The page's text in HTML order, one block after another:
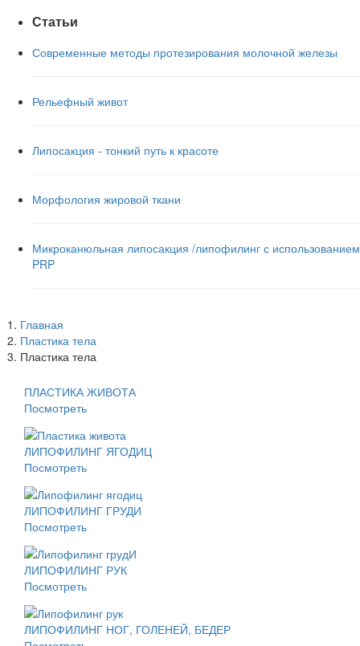
Статьи
Современные методы протезирования молочной железы
Рельефный живот
Липосакция - тонкий путь к красоте
Морфология жировой ткани
Микроканюльная липосакция /липофилинг с использованием
PRP
Главная
Пластика тела
Пластика тела
ПЛАСТИКА ЖИВОТА
Посмотреть
ЛИПОФИЛИНГ ЯГОДИЦ
Посмотреть
ЛИПОФИЛИНГ ГРУДИ
Посмотреть
ЛИПОФИЛИНГ РУК
Посмотреть
ЛИПОФИЛИНГ НОГ, ГОЛЕНЕЙ, БЕДЕР